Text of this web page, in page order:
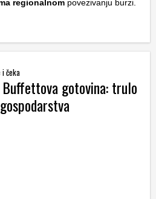
regionalnom povezivanju burzi.
čeka
gotovina: trulo